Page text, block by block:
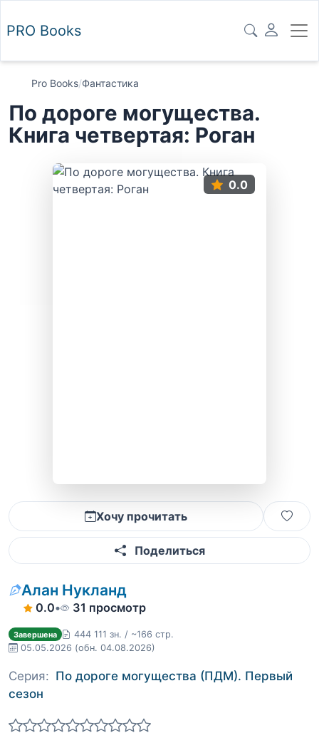
PRO Books
Pro Books/Фантастика
По дороге могущества.
Книга четвертая: Роган
0.0
Хочу прочитать
Поделиться
Алан Нукланд
0.0• 31 просмотр
Завершена
444 111 зн. / ~166 стр.
05.05.2026 (обн. 04.08.2026)
Серия: По дороге могущества (ПДМ). Первый
сезон